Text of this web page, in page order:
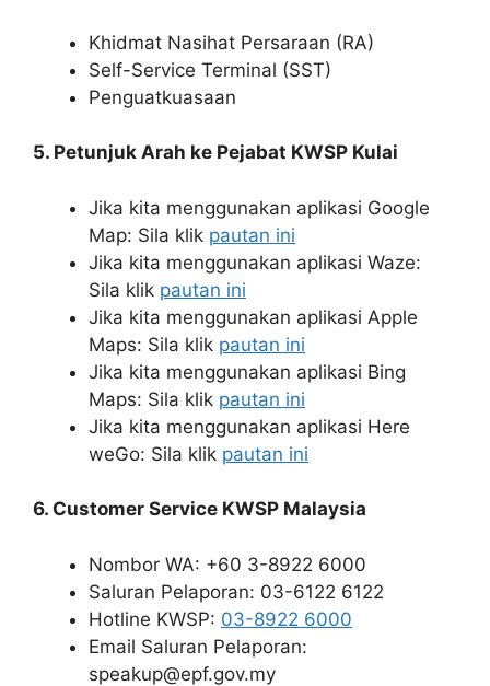
Khidmat Nasihat Persaraan (RA)
Self-Service Terminal (SST)
Penguatkuasaan
5. Petunjuk Arah ke Pejabat KWSP Kulai
Jika kita menggunakan aplikasi Google
Map: Sila klik pautan ini
Jika kita menggunakan aplikasi Waze:
Sila klik pautan ini
Jika kita menggunakan aplikasi Apple
Maps: Sila klik pautan ini
Jika kita menggunakan aplikasi Bing
Maps: Sila klik pautan ini
Jika kita menggunakan aplikasi Here
weGo: Sila klik pautan ini
6. Customer Service KWSP Malaysia
Nombor WA: +60 3-8922 6000
Saluran Pelaporan: 03-6122 6122
Hotline KWSP: 03-8922 6000
Email Saluran Pelaporan:
speakup@epf.gov.my